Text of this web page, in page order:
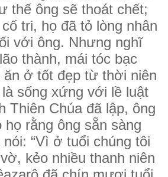
thế ông sẽ thoát chết;
tri, họ đã tỏ lòng nhân
với ông. Nhưng nghĩ
thành, mái tóc bạc
ăn ở tốt đẹp từ thời niên
sống xứng với lề luật
Thiên Chúa đã lập, ông
rằng ông sẵn sàng
“Vì ở tuổi chúng tôi
kẻo nhiều thanh niên